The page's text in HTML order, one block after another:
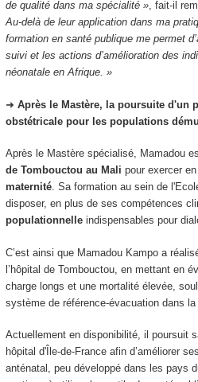
de qualité dans ma spécialité », fait-il
Au-delà de leur application dans ma
formation en santé publique me permet
suivi et les actions d’amélioration des
néonatale en Afrique. »
➜ Après le Mastère, la poursuite d'un
obstétricale pour les populations
Après le Mastère spécialisé, Mamadou
de Tombouctou au Mali pour exercer
maternité. Sa formation au sein de
disposer, en plus de ses compétences
populationnelle indispensables pour
C’est ainsi que Mamadou Kampo a
l’hôpital de Tombouctou, en mettant en
charge longs et une mortalité élevée,
système de référence-évacuation dans la
Actuellement en disponibilité, il poursuit
hôpital d'Île-de-France afin d’améliorer
anténatal, peu développé dans les pays